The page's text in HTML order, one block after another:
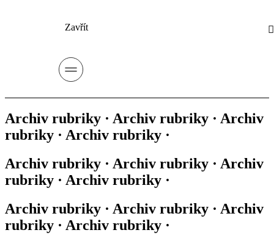
Zavřít
Archiv rubriky · Archiv rubriky · Archiv
rubriky · Archiv rubriky ·
Archiv rubriky · Archiv rubriky · Archiv
rubriky · Archiv rubriky ·
Archiv rubriky · Archiv rubriky · Archiv
rubriky · Archiv rubriky ·